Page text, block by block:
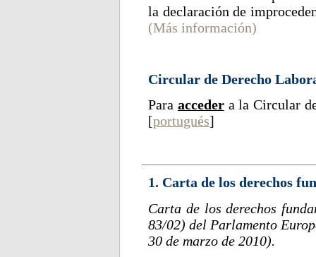
la declaración de
(Más información)
Circular de Derecho
Para accedera la Circular
[portugués]
1. Carta de los derechos
Carta de los derechos
83/02) del Parlamento
30 de marzo de 2010).